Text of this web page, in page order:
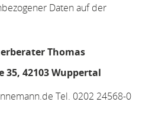
Daten auf der
Thomas
42103 Wuppertal
Tel. 0202 24568-0